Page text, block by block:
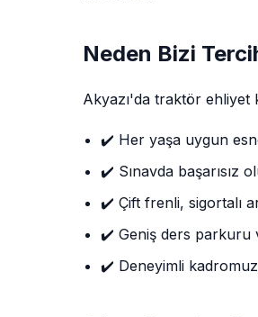
Neden Bizi
Akyazı'da traktör ehliyet
✔️ Her yaşa uygun
✔️ Sınavda başarısız
✔️ Çift frenli, sigortalı
✔️ Geniş ders parkuru
✔️ Deneyimli